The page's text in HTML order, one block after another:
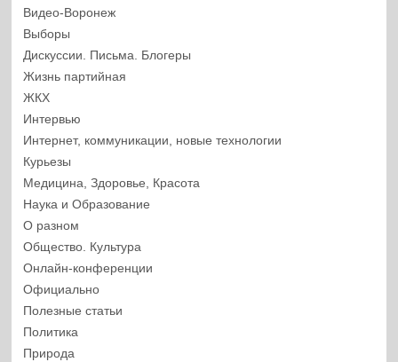
Видео-Воронеж
Выборы
Дискуссии. Письма. Блогеры
Жизнь партийная
ЖКХ
Интервью
Интернет, коммуникации, новые технологии
Курьезы
Медицина, Здоровье, Красота
Наука и Образование
О разном
Общество. Культура
Онлайн-конференции
Официально
Полезные статьи
Политика
Природа